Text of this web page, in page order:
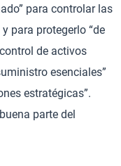
para controlar las
para protegerlo “de
de activos
esenciales”
estratégicas”.
parte del